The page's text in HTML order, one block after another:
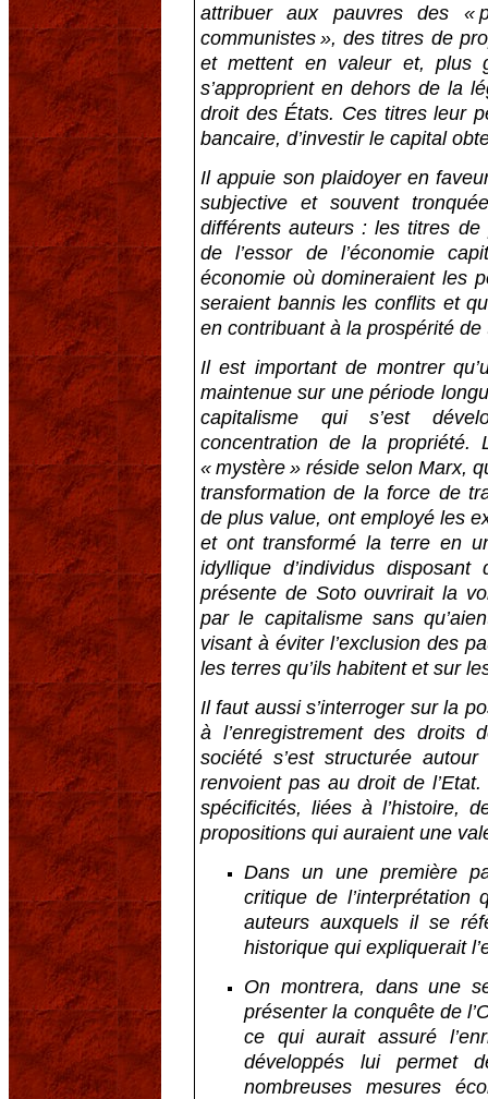
attribuer aux pauvres des «
communistes », des titres de
et mettent en valeur et, plus
s’approprient en dehors de la
droit des États. Ces titres leur
bancaire, d’investir le capital
Il appuie son plaidoyer en
subjective et souvent
différents auteurs : les titres de
de l’essor de l’économie
économie où domineraient les
seraient bannis les conflits et
en contribuant à la prospérité de
Il est important de montrer
maintenue sur une période
capitalisme qui s’est
concentration de la propriété.
« mystère » réside selon Marx,
transformation de la force de
de plus value, ont employé les
et ont transformé la terre en
idyllique d’individus
présente de Soto ouvrirait la
par le capitalisme sans
visant à éviter l’exclusion des
les terres qu’ils habitent et sur
Il faut aussi s’interroger sur la
à l’enregistrement des
société s’est structurée
renvoient pas au droit de
spécificités, liées à l’histoire,
propositions qui auraient une
Dans un une première
critique de l’interprétation
auteurs auxquels il se
historique qui expliquerait
On montrera, dans une
présenter la conquête de
ce qui aurait assuré
développés lui permet
nombreuses mesures